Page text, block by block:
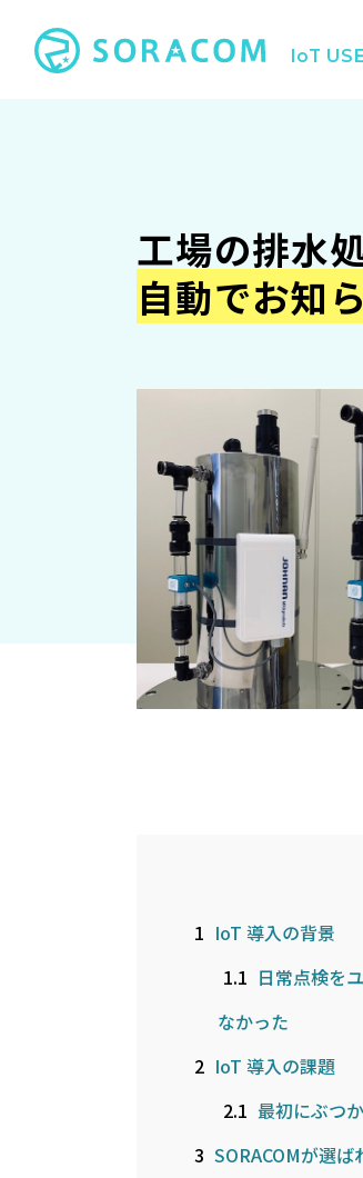
IoT
工場の排水
自動でお知
1 IoT 導入の背景
1.1 日常点検を
なかった
2 IoT 導入の課題
2.1 最初にぶつ
3 SORACOMが選ば